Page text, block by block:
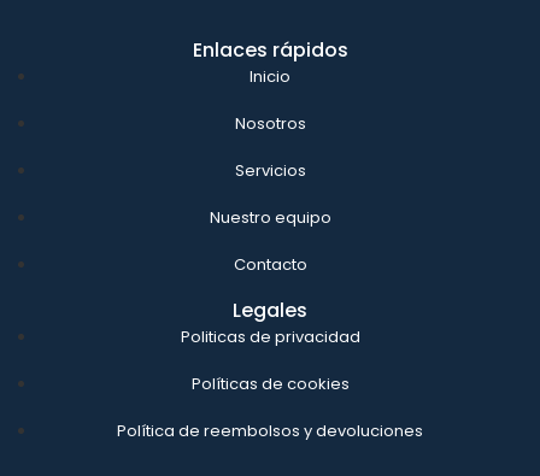
Enlaces rápidos
Inicio
Nosotros
Servicios
Nuestro equipo
Contacto
Legales
Politicas de privacidad
Políticas de cookies
Política de reembolsos y devoluciones